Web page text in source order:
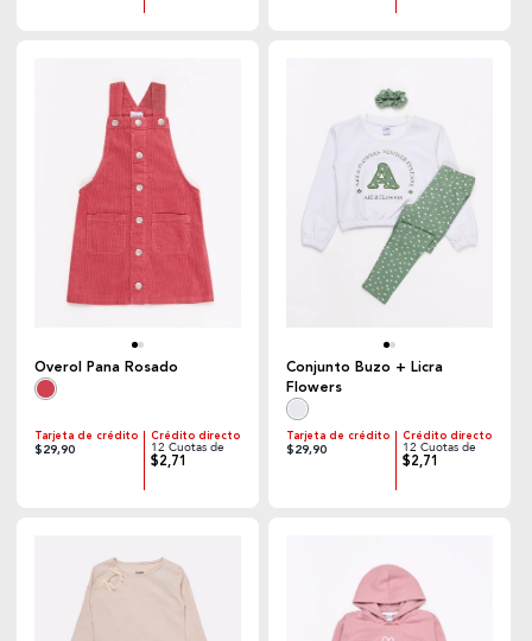
Overol Pana Rosado
Tarjeta de crédito
$29,90
Crédito directo
12 Cuotas de
$2,71
Conjunto Buzo + Licra
Flowers
Tarjeta de crédito
$29,90
Crédito directo
12 Cuotas de
$2,71